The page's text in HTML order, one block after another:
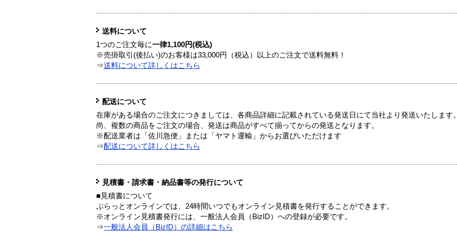
送料について
1つのご注文毎に一律1,100円(税込)
※売掛取引(後払い)のお客様は33,000円（税込）以上のご注文で送料無料！
⇒送料について詳しくはこちら
配送について
在庫がある場合のご注文につきましては、各商品詳細に記載されている発送日にて当社より発送いたします。
尚、複数の商品をご注文の場合、発送は商品がすべて揃ってからの発送となります。
※配送業者は「佐川急便」または「ヤマト運輸」からお選びいただけます
⇒配送について詳しくはこちら
見積書・請求書・納品書等の発行について
■見積書について
ぷらっとオンラインでは、24時間いつでもオンライン見積書を発行することができます。
※オンライン見積書発行には、一般法人会員（BizID）への登録が必要です。
⇒一般法人会員（BizID）の詳細はこちら